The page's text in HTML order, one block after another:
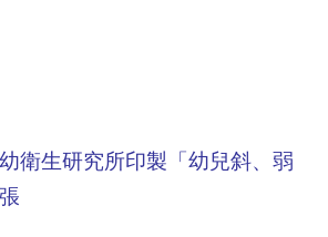
衛生研究所印製「幼兒斜、弱